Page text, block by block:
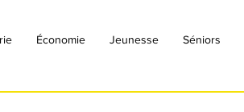
Économie Jeunesse Séniors